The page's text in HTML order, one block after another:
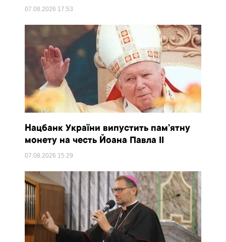
07.08.2026 17:53
Нацбанк України випустить пам’ятну
монету на честь Йоана Павла II
07.08.2026 15:29